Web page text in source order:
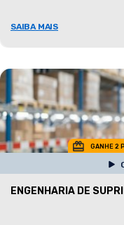
SAIBA MAIS
GANHE 2
ENGENHARIA DE